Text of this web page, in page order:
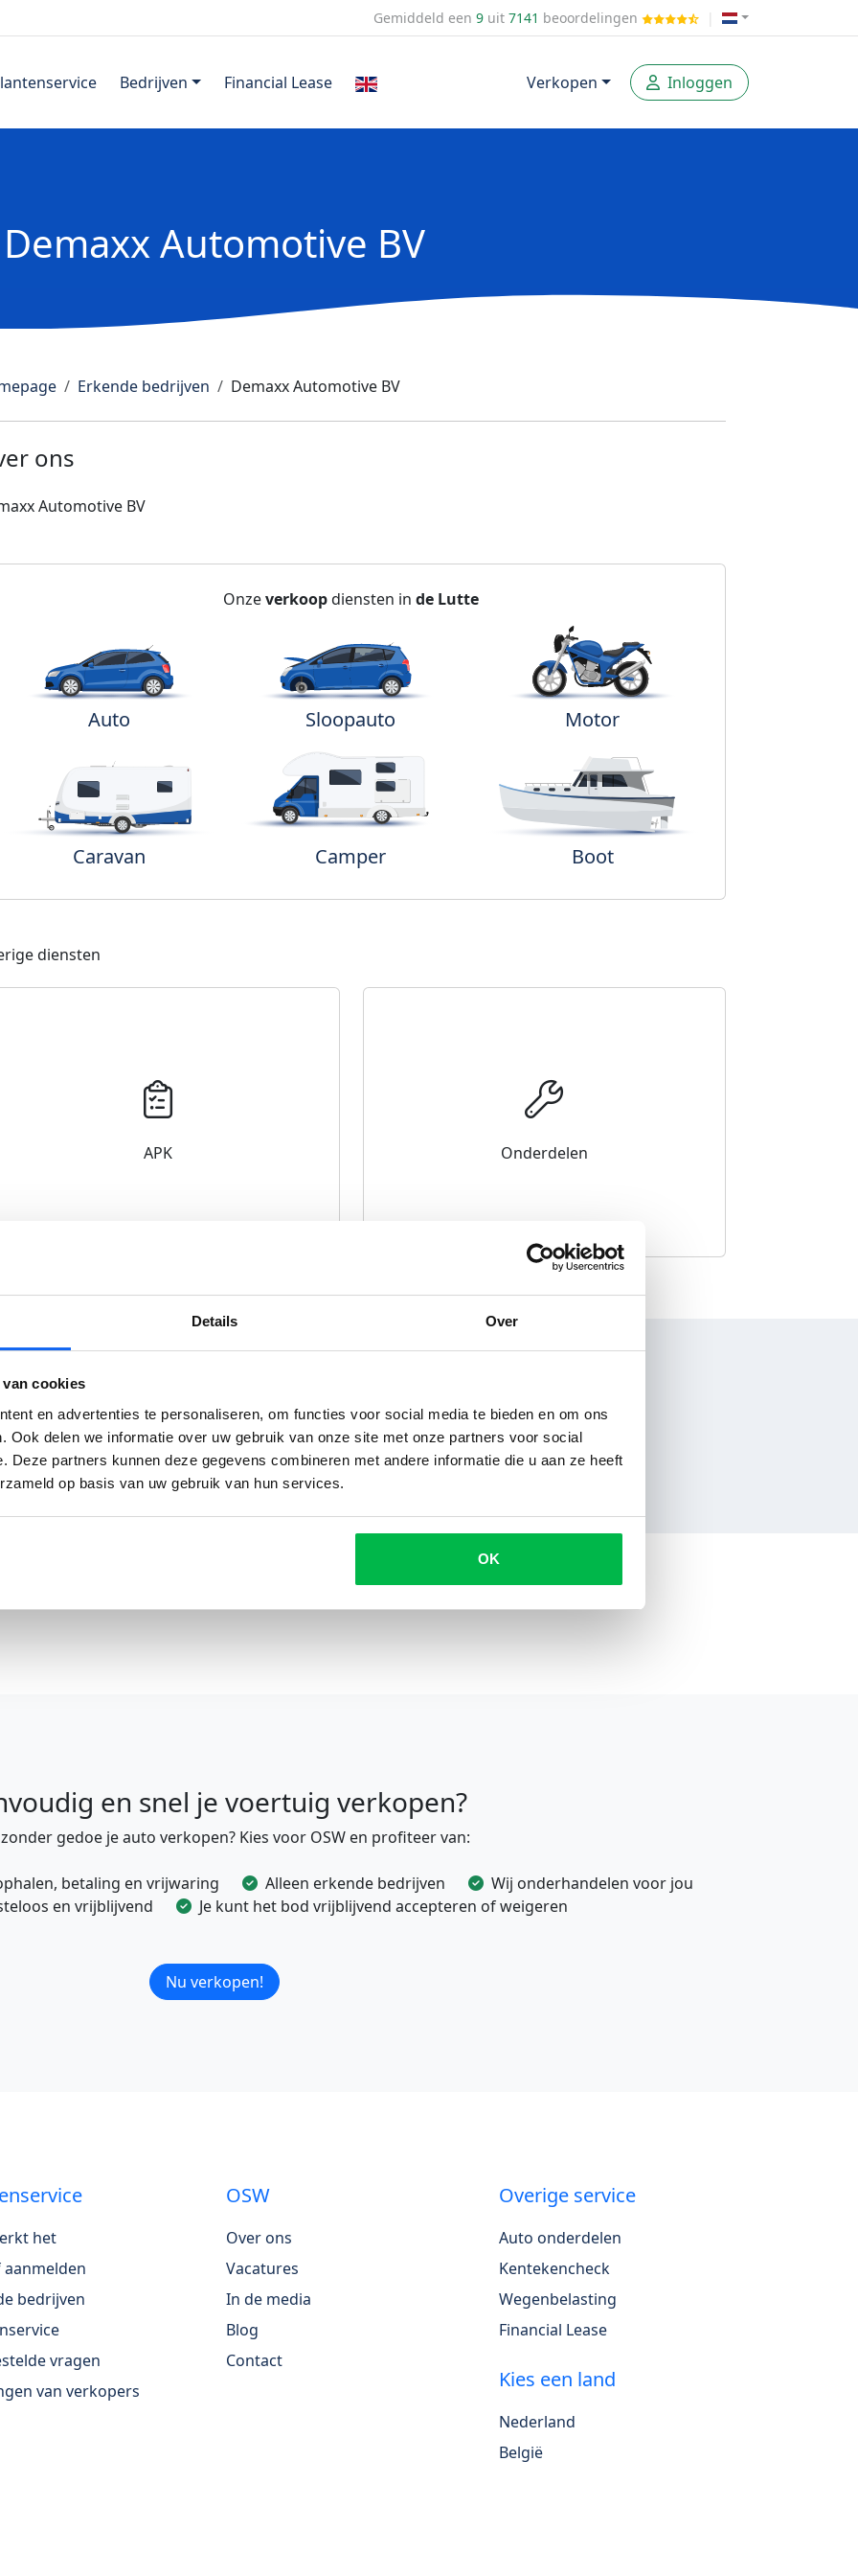
Details Over
cookies
en advertenties te personaliseren, om functies voor social media te bieden en om ons
Ook delen we informatie over uw gebruik van onze site met onze partners voor social
Deze partners kunnen deze gegevens combineren met andere informatie die u aan ze heeft
op basis van uw gebruik van hun services.
OK
Gemiddeld een9 uit7141 beoordelingen
Bedrijven Financial Lease Verkopen Inloggen
Demaxx Automotive BV
Erkende bedrijven Demaxx Automotive BV
ons
Automotive BV
Onzeverkoopdiensten in de Lutte
Auto Sloopauto Motor
Caravan Camper Boot
diensten
APK Onderdelen
Reviews
en snel je voertuig verkopen?
gedoe je auto verkopen? Kies voor OSW en profiteer van:
betaling en vrijwaring Alleen erkende bedrijven
Wij onderhandelen voor jou
en vrijblijvend
Je kunt het bod vrijblijvend accepteren of weigeren
Nu verkopen!
het
bedrijven
vragen
van verkopers
OSW
Over ons
Vacatures
In de media
Blog
Contact
Overige service
Auto onderdelen
Kentekencheck
Wegenbelasting
Financial Lease
Kies een land
Nederland
België